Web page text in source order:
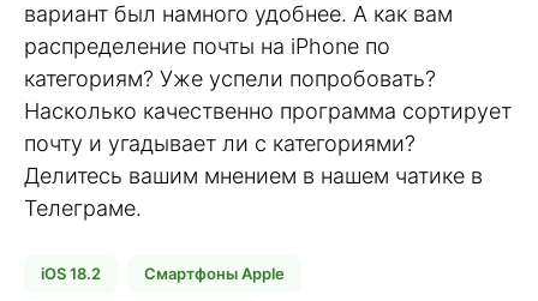
вариант был намного удобнее. А как вам
распределение почты на iPhone по
категориям? Уже успели попробовать?
Насколько качественно программа сортирует
почту и угадывает ли с категориями?
Делитесь вашим мнением в нашем чатике в
Телеграме.
iOS 18.2 Смартфоны Apple